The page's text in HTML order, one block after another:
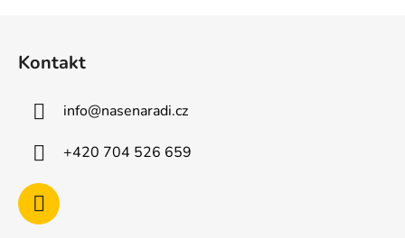
Kontakt
info@nasenaradi.cz
+420 704 526 659